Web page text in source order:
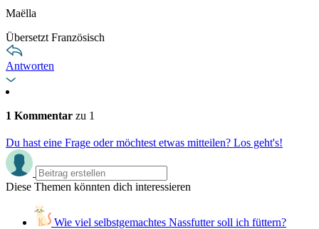
Maëlla
Übersetzt Französisch
Antworten
1 Kommentar zu 1
Du hast eine Frage oder möchtest etwas mitteilen? Los geht's!
Diese Themen könnten dich interessieren
Wie viel selbstgemachtes Nassfutter soll ich füttern?